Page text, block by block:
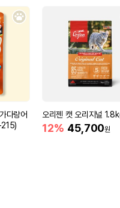
다랑어
오리젠 캣 오리지널
12% 45,700원